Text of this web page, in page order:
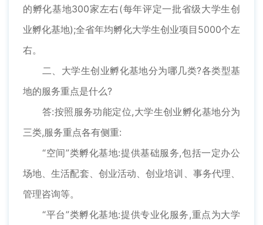
的孵化基地300家左右(每年评定一批省级大学生创
业孵化基地);全省年均孵化大学生创业项目5000个左
右。
二、大学生创业孵化基地分为哪几类?各类型基
地的服务重点是什么?
答:按照服务功能定位,大学生创业孵化基地分为
三类,服务重点各有侧重:
“空间”类孵化基地:提供基础服务,包括一定办公
场地、生活配套、创业活动、创业培训、事务代理、
管理咨询等。
“平台”类孵化基地:提供专业化服务,重点为大学